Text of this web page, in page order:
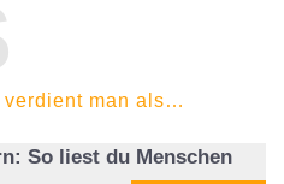
verdient man als…
So liest du Menschen